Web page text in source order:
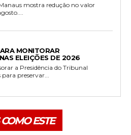
mostra redução no valor
MONITORAR
ELEIÇÕES DE 2026
a Presidência do Tribunal
preservar...
ESTE